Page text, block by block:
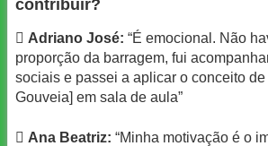
contribuir?
 Adriano José: “É emocional. Não
proporção da barragem, fui
sociais e passei a aplicar o conceito
Gouveia] em sala de aula”
 Ana Beatriz: “Minha motivação é o